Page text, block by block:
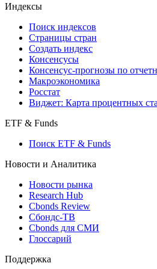
Индексы
Поиск индексов
Страницы стран
Создать индекс
Консенсусы
Консенсус-прогнозы по
Макроэкономика
Росстат
Виджет: Карта процентных
ETF & Funds
Поиск ETF & Funds
Новости и Аналитика
Новости рынка
Research Hub
Cbonds Review
Сбондс-ТВ
Cbonds для СМИ
Глоссарий
Поддержка